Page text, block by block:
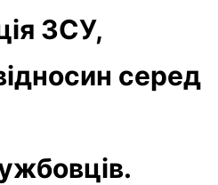
ЗСУ,
серед